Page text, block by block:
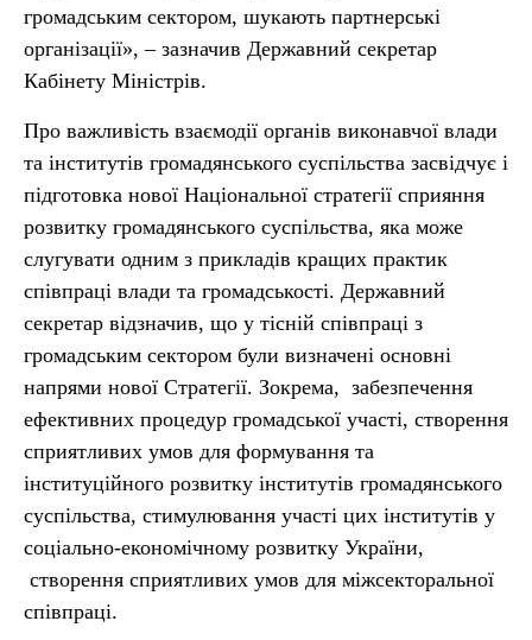
громадським сектором, шукають партнерські
організації», – зазначив Державний секретар
Кабінету Міністрів.
Про важливість взаємодії органів виконавчої влади
та інститутів громадянського суспільства засвідчує і
підготовка нової Національної стратегії сприяння
розвитку громадянського суспільства, яка може
слугувати одним з прикладів кращих практик
співпраці влади та громадськості. Державний
секретар відзначив, що у тісній співпраці з
громадським сектором були визначені основні
напрями нової Стратегії. Зокрема, забезпечення
ефективних процедур громадської участі, створення
сприятливих умов для формування та
інституційного розвитку інститутів громадянського
суспільства, стимулювання участі цих інститутів у
соціально-економічному розвитку України,
створення сприятливих умов для міжсекторальної
співпраці.